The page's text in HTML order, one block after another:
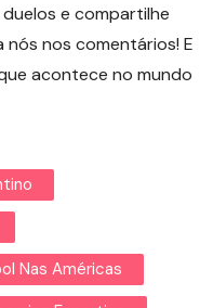
e compartilhe
nós nos comentários! E
acontece no mundo
Nas Américas